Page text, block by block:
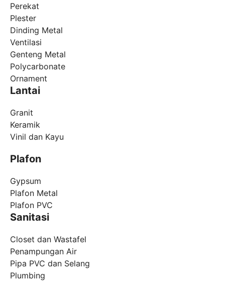
Perekat
Plester
Dinding Metal
Ventilasi
Genteng Metal
Polycarbonate
Ornament
Lantai
Granit
Keramik
Vinil dan Kayu
Plafon
Gypsum
Plafon Metal
Plafon PVC
Sanitasi
Closet dan Wastafel
Penampungan Air
Pipa PVC dan Selang
Plumbing